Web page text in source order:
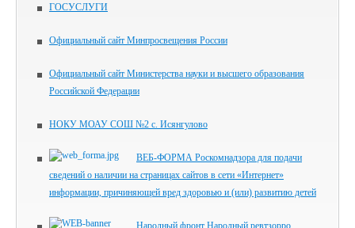
ГОСУСЛУГИ
Официальный сайт Минпросвещения России
Официальный сайт Министерства науки и высшего образования
Российской Федерации
НОКУ МОАУ СОШ №2 с. Исянгулово
ВЕБ-ФОРМА Роскомнадзора для подачи
сведений о наличии на страницах сайтов в сети «Интернет»
информации, причиняющей вред здоровью и (или) развитию детей
Народный фронт Народный ревтзорро